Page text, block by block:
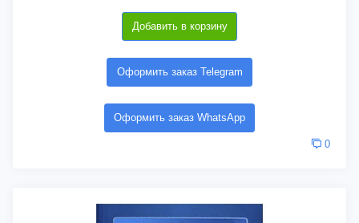
Добавить в корзину
Оформить заказ Telegram
Оформить заказ WhatsApp
0